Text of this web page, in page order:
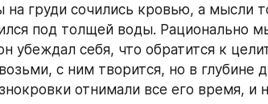
на груди сочились кровью, а мысли
под толщей воды. Рационально
убеждал себя, что обратится к
с ним творится, но в глубине
отнимали все его время, и